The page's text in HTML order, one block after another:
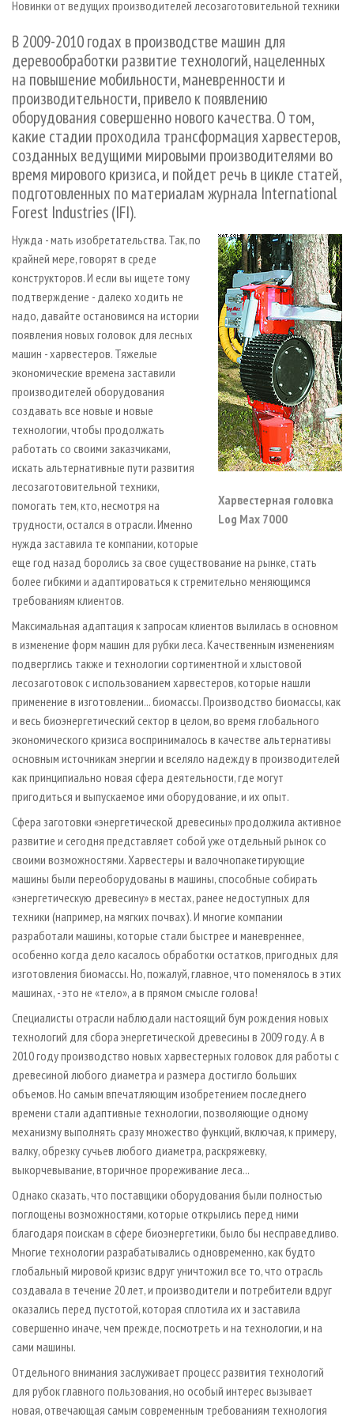
СУШКА ДРЕВЕСИНЫ
ПРОИЗВОДСТВО ДРЕВЕСНЫХ ПЛИТ
ДЕРЕВЯННОЕ ДОМОСТРОЕНИЕ
ПРОИЗВОДСТВО МЕБЕЛИ
БИОЭНЕРГЕТИКА
ЦБП
ИНСТРУМЕНТ И МАТЕРИАЛЫ
ПЕРСОНЫ
МОБИЛЬНЫЕ ВЫСТАВКИ
ОФИЦИАЛЬНЫЕ ДЕЛЕГАЦИИ
ПРИОРИТЕТНЫЕ ИНВЕСТПРОЕКТЫ
RUSSIAN FORESTRY REVIEW
ГАЗЕТА ЛЕСПРОМФОРУМ
БИБЛИОТЕКА СПЕЦИАЛИСТА
КОНТАКТЫ
РЕКЛАМА
РЕКЛАМА НА САЙТЕ
Новинки от ведущих производителей лесозаготовительной техники
В 2009-2010 годах в производстве машин для
деревообработки развитие технологий, нацеленных
на повышение мобильности, маневренности и
производительности, привело к появлению
оборудования совершенно нового качества. О том,
какие стадии проходила трансформация харвестеров,
созданных ведущими мировыми производителями во
время мирового кризиса, и пойдет речь в цикле статей,
подготовленных по материалам журнала International
Forest Industries (IFI).
Харвестерная головка
Log Max 7000
Нужда - мать изобретательства. Так, по
крайней мере, говорят в среде
конструкторов. И если вы ищете тому
подтверждение - далеко ходить не
надо, давайте остановимся на истории
появления новых головок для лесных
машин - харвестеров. Тяжелые
экономические времена заставили
производителей оборудования
создавать все новые и новые
технологии, чтобы продолжать
работать со своими заказчиками,
искать альтернативные пути развития
лесозаготовительной техники,
помогать тем, кто, несмотря на
трудности, остался в отрасли. Именно
нужда заставила те компании, которые
еще год назад боролись за свое существование на рынке, стать
более гибкими и адаптироваться к стремительно меняющимся
требованиям клиентов.
Максимальная адаптация к запросам клиентов вылилась в основном
в изменение форм машин для рубки леса. Качественным изменениям
подверглись также и технологии сортиментной и хлыстовой
лесозаготовок с использованием харвестеров, которые нашли
применение в изготовлении... биомассы. Производство биомассы, как
и весь биоэнергетический сектор в целом, во время глобального
экономического кризиса воспринималось в качестве альтернативы
основным источникам энергии и вселяло надежду в производителей
как принципиально новая сфера деятельности, где могут
пригодиться и выпускаемое ими оборудование, и их опыт.
Сфера заготовки «энергетической древесины» продолжила активное
развитие и сегодня представляет собой уже отдельный рынок со
своими возможностями. Харвестеры и валочно­пакетирующие
машины были переоборудованы в машины, способные собирать
«энергетическую древесину» в местах, ранее недоступных для
техники (например, на мягких почвах). И многие компании
разработали машины, которые стали быстрее и маневреннее,
особенно когда дело касалось обработки остатков, пригодных для
изготовления биомассы. Но, пожалуй, главное, что поменялось в этих
машинах, - это не «тело», а в прямом смысле голова!
Специалисты отрасли наблюдали настоящий бум рождения новых
технологий для сбора энергетической древесины в 2009 году. А в
2010 году производство новых харвестерных головок для работы с
древесиной любого диаметра и размера достигло больших
объемов. Но самым впечатляющим изобретением последнего
времени стали адаптивные технологии, позволяющие одному
механизму выполнять сразу множество функций, включая, к примеру,
валку, обрезку сучьев любого диаметра, раскряжевку,
выкорчевывание, вторичное прореживание леса...
Однако сказать, что поставщики оборудования были полностью
поглощены возможностями, которые открылись перед ними
благодаря поискам в сфере биоэнергетики, было бы несправедливо.
Многие технологии разрабатывались одновременно, как будто
глобальный мировой кризис вдруг уничтожил все то, что отрасль
создавала в течение 20 лет, и производители и потребители вдруг
оказались перед пустотой, которая сплотила их и заставила
совершенно иначе, чем прежде, посмотреть и на технологии, и на
сами машины.
Отдельного внимания заслуживает процесс развития технологий
для рубок главного пользования, но особый интерес вызывает
новая, отвечающая самым современным требованиям технология